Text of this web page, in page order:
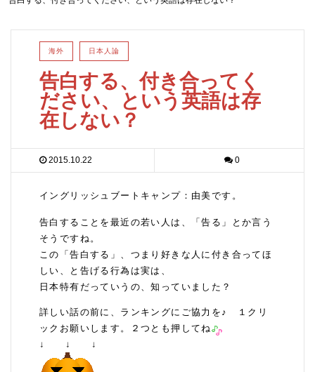
海外 日本人論
告白する、付き合ってく
ださい、という英語は存
在しない？
2015.10.22 0
イングリッシュブートキャンプ：由美です。
告白することを最近の若い人は、「告る」とか言う
そうですね。
この「告白する」、つまり好きな人に付き合ってほ
しい、と告げる行為は実は、
日本特有だっていうの、知っていました？
詳しい話の前に、ランキングにご協力を♪ １クリ
ックお願いします。２つとも押してね
↓ ↓ ↓